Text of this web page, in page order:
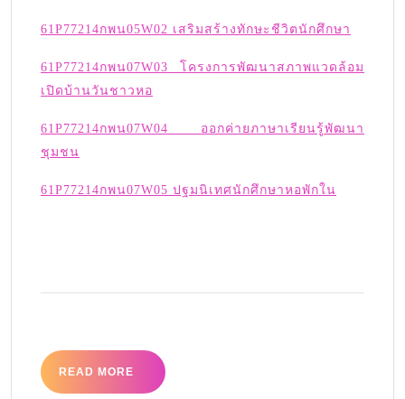
61P77214กพน05W02 เสริมสร้างทักษะชีวิตนักศึกษา
61P77214กพน07W03 โครงการพัฒนาสภาพแวดล้อม
เปิดบ้านวันชาวหอ
61P77214กพน07W04 ออกค่ายภาษาเรียนรู้พัฒนา
ชุมชน
61P77214กพน07W05 ปฐมนิเทศนักศึกษาหอพักใน
READ MORE